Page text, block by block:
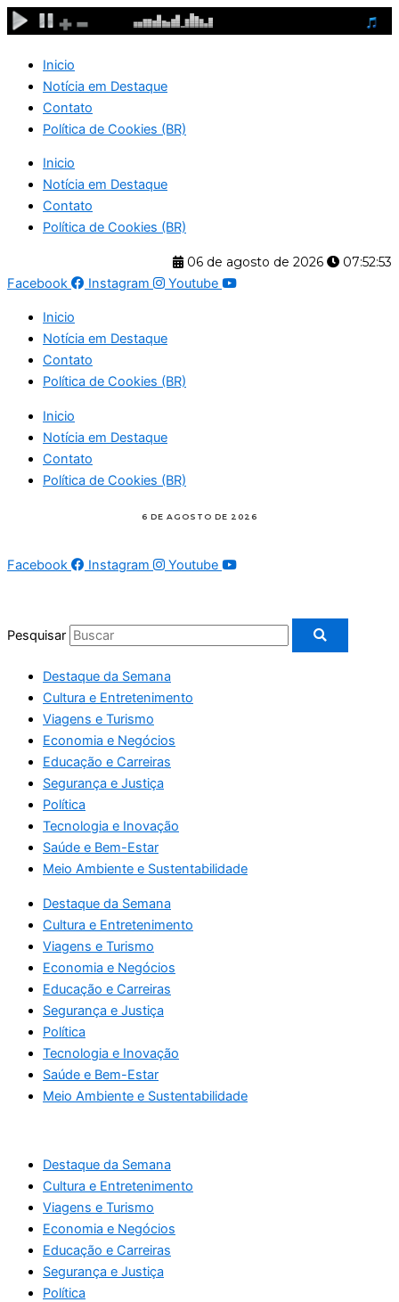
Ir
para
conteúdo
Inicio
Notícia em Destaque
Contato
Política de Cookies (BR)
Inicio
Notícia em Destaque
Contato
Política de Cookies (BR)
06 de agosto de 2026
07:52:54
Facebook
Instagram Youtube
Inicio
Notícia em Destaque
Contato
Política de Cookies (BR)
Inicio
Notícia em Destaque
Contato
Política de Cookies (BR)
Facebook Instagram Youtube
Pesquisar
Destaque da Semana
Cultura e Entretenimento
Viagens e Turismo
Economia e Negócios
Educação e Carreiras
Segurança e Justiça
Política
Tecnologia e Inovação
Saúde e Bem-Estar
Meio Ambiente e Sustentabilidade
Destaque da Semana
Cultura e Entretenimento
Viagens e Turismo
Economia e Negócios
Educação e Carreiras
Segurança e Justiça
Política
Tecnologia e Inovação
Saúde e Bem-Estar
Meio Ambiente e Sustentabilidade
Destaque da Semana
Cultura e Entretenimento
Viagens e Turismo
Economia e Negócios
Educação e Carreiras
Segurança e Justiça
Política